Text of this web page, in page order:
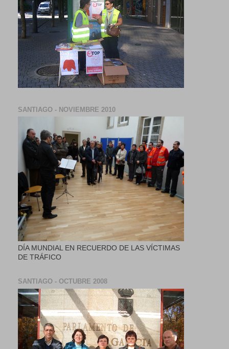
SANTIAGO - NOVIEMBRE 2010
DÍA MUNDIAL EN RECUERDO DE LAS VÍCTIMAS
DE TRÁFICO
SANTIAGO - OCTUBRE 2008